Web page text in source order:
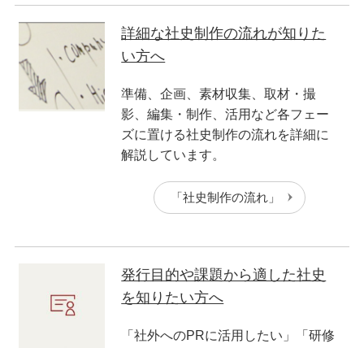
詳細な社史制作の流れが知りた
い方へ
準備、企画、素材収集、取材・撮
影、編集・制作、活用など各フェー
ズに置ける社史制作の流れを詳細に
解説しています。
「社史制作の流れ」
発行目的や課題から適した社史
を知りたい方へ
「社外へのPRに活用したい」「研修